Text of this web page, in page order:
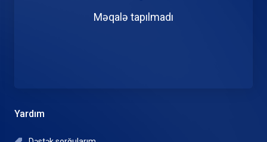
Yardım
Məqalə tapılmadı